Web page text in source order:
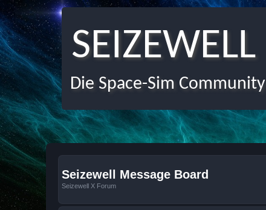
SEIZEWELL
Die Space-Sim Community
Seizewell Message Board
Seizewell X Forum